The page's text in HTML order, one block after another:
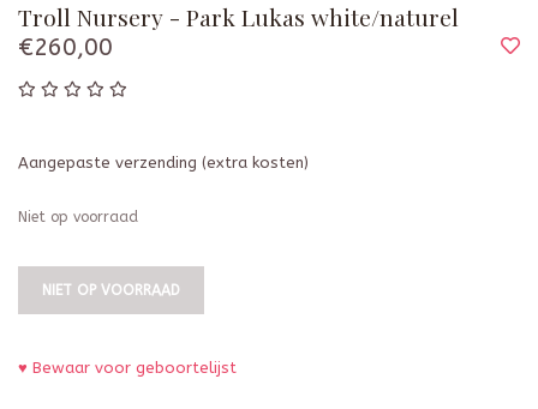
Troll Nursery - Park Lukas white/naturel
€260,00
Aangepaste verzending (extra kosten)
Niet op voorraad
NIET OP VOORRAAD
♥ Bewaar voor geboortelijst